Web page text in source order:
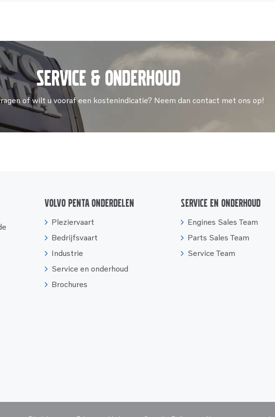
Service & onderhoud
of wilt u vooraf een kostenindicatie? Neem dan contact met ons op!
Volvo Penta onderdelen
Pleziervaart
Bedrijfsvaart
Industrie
Service en onderhoud
Brochures
Service en onderhoud
Engines Sales Team
Parts Sales Team
Service Team